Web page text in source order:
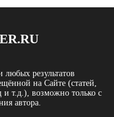
результатов
на Сайте (статей,
и т.д.), возможно только с
автора.